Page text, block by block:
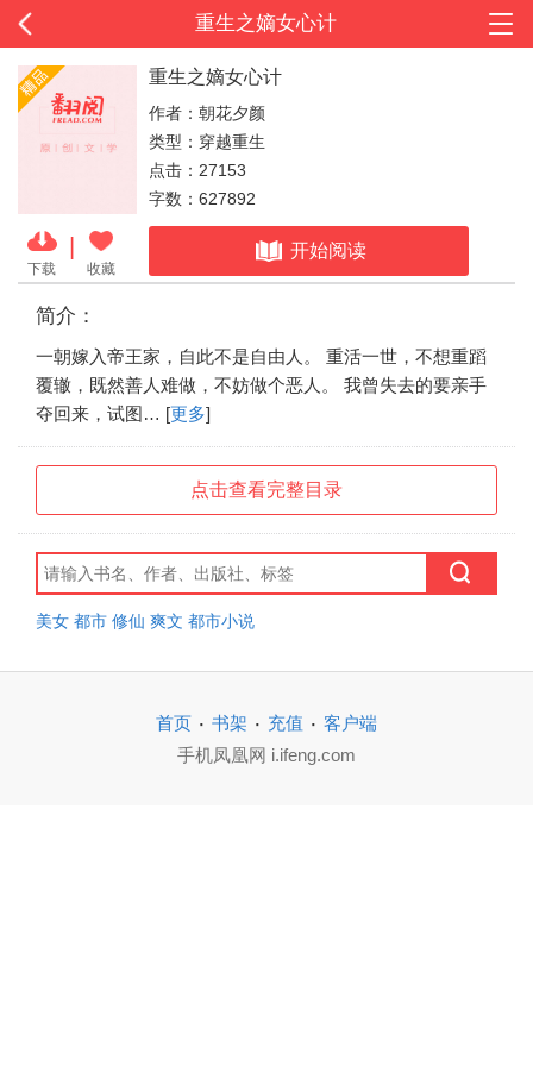
重生之嫡女心计
下载 收藏
重生之嫡女心计
作者：朝花夕颜
类型：穿越重生
点击：27153
字数：627892
开始阅读
简介：
一朝嫁入帝王家，自此不是自由人。 重活一世，不想重蹈
覆辙，既然善人难做，不妨做个恶人。 我曾失去的要亲手
夺回来，试图… [更多]
点击查看完整目录
美女 都市 修仙 爽文 都市小说
首页 · 书架 · 充值 · 客户端
手机凤凰网 i.ifeng.com